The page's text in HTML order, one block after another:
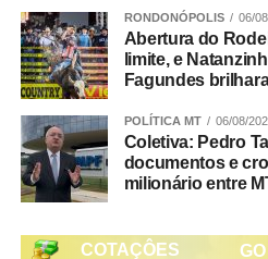
agrícola. A perda de
ecossistêmicos importantes
disponibilidade de chuvas
regional. Além disso,
mecanismos de controle de
enfrentar desafios diante de
exigências ambientais e de
Veja Mais: A Revista
RONDONÓPOLIS 06/
Abertura do
limite, e
Fagundes
POLÍTICA MT 06/08/
Coletiva: Pedro
documentos e
milionário entre